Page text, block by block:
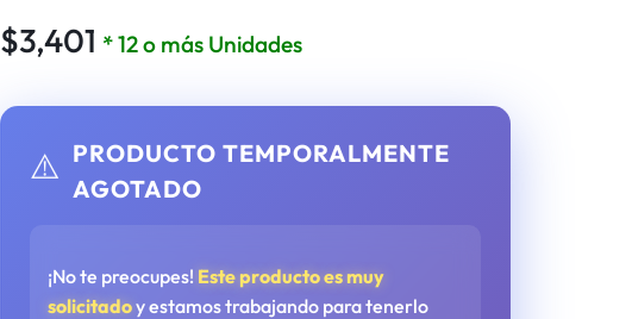
$3,401 * 12 o más Unidades
⚠️ PRODUCTO TEMPORALMENTE
AGOTADO
¡No te preocupes! Este producto es muy
solicitadoy estamos trabajando para tenerlo